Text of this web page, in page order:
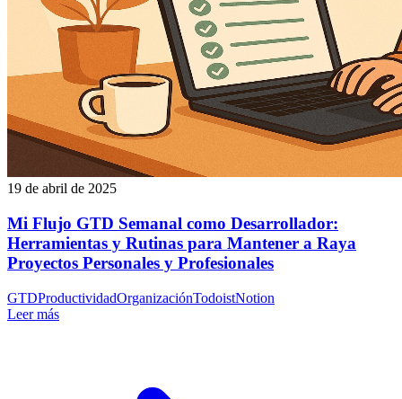
19 de abril de 2025
Mi Flujo GTD Semanal como Desarrollador:
Herramientas y Rutinas para Mantener a Raya
Proyectos Personales y Profesionales
GTDProductividadOrganizaciónTodoistNotion
Leer más